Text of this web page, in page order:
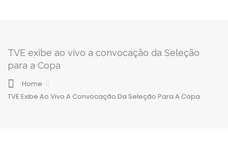
TVE exibe ao vivo a convocação da Seleção
para a Copa
Home
TVE Exibe Ao Vivo A Convocação Da Seleção Para A Copa